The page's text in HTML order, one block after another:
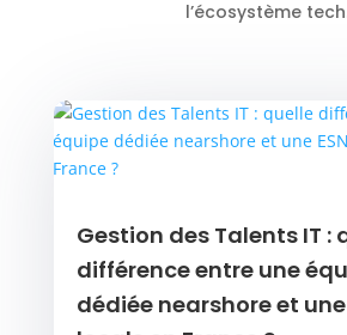
l’écosystème
Gestion des Talents IT :
différence entre une
dédiée nearshore et une